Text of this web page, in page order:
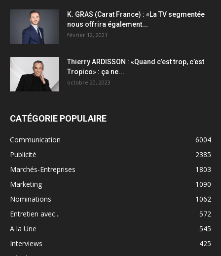
K. GRAS (Carat France) : «La TV segmentée
nous offrira également...
février 12, 2021
Thierry ARDISSON : «Quand c’est trop, c’est
Tropico» : ça ne...
octobre 20, 2023
CATÉGORIE POPULAIRE
Communication
6004
Publicité
2385
Marchés-Entreprises
1803
Marketing
1090
Nominations
1062
Entretien avec...
572
A la Une
545
Interviews
425